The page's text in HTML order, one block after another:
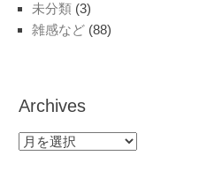
未分類 (3)
雑感など (88)
Archives
Archives